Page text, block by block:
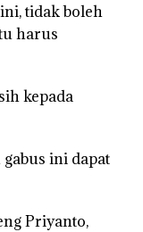
tidak boleh
harus
kepada
ini dapat
Priyanto,